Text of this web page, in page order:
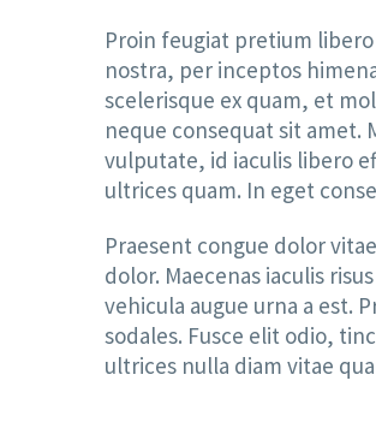
Proin feugiat pretium
nostra, per inceptos
scelerisque ex quam, et
neque consequat sit amet.
vulputate, id iaculis libero
ultrices quam. In eget
Praesent congue dolor
dolor. Maecenas iaculis
vehicula augue urna a est.
sodales. Fusce elit odio,
ultrices nulla diam vitae